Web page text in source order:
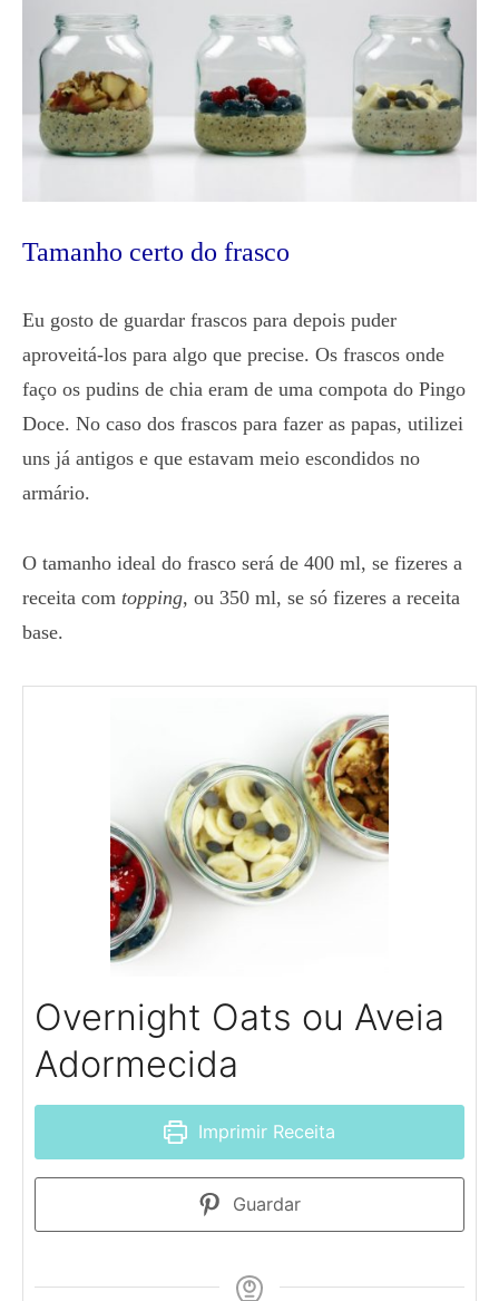
Tamanho certo do frasco
Eu gosto de guardar frascos para depois puder
aproveitá-los para algo que precise. Os frascos onde
faço os pudins de chia eram de uma compota do Pingo
Doce. No caso dos frascos para fazer as papas, utilizei
uns já antigos e que estavam meio escondidos no
armário.
O tamanho ideal do frasco será de 400 ml, se fizeres a
receita com topping, ou 350 ml, se só fizeres a receita
base.
Overnight Oats ou Aveia
Adormecida
Imprimir Receita
Guardar